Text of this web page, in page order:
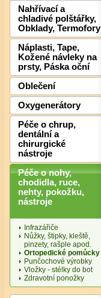
Nahřívací a
chladivé polštářky,
Obklady, Termofory
Náplasti, Tape,
Kožené návleky na
prsty, Páska oční
Oblečení
Oxygenerátory
Péče o chrup,
dentální a
chirurgické
nástroje
Péče o nohy,
chodidla, ruce,
nehty, pokožku,
nástroje
Infrazářiče
Nůžky, štipky, kleště,
pinzety, rašple apod.
Ortopedické pomůcky
Punčochové výrobky
Vložky - stélky do bot
Zdravotní ponožky